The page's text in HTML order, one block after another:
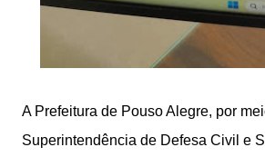
A Prefeitura de Pouso Alegre, por
Superintendência de Defesa Civil e